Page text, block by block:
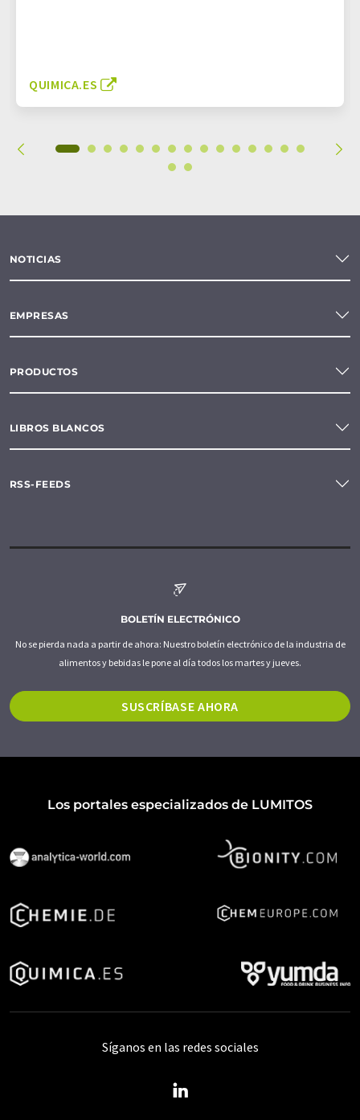
QUIMICA.ES
NOTICIAS
EMPRESAS
PRODUCTOS
LIBROS BLANCOS
RSS-FEEDS
BOLETÍN ELECTRÓNICO
No se pierda nada a partir de ahora: Nuestro boletín electrónico de la industria de
alimentos y bebidas le pone al día todos los martes y jueves.
SUSCRÍBASE AHORA
Los portales especializados de LUMITOS
Síganos en las redes sociales